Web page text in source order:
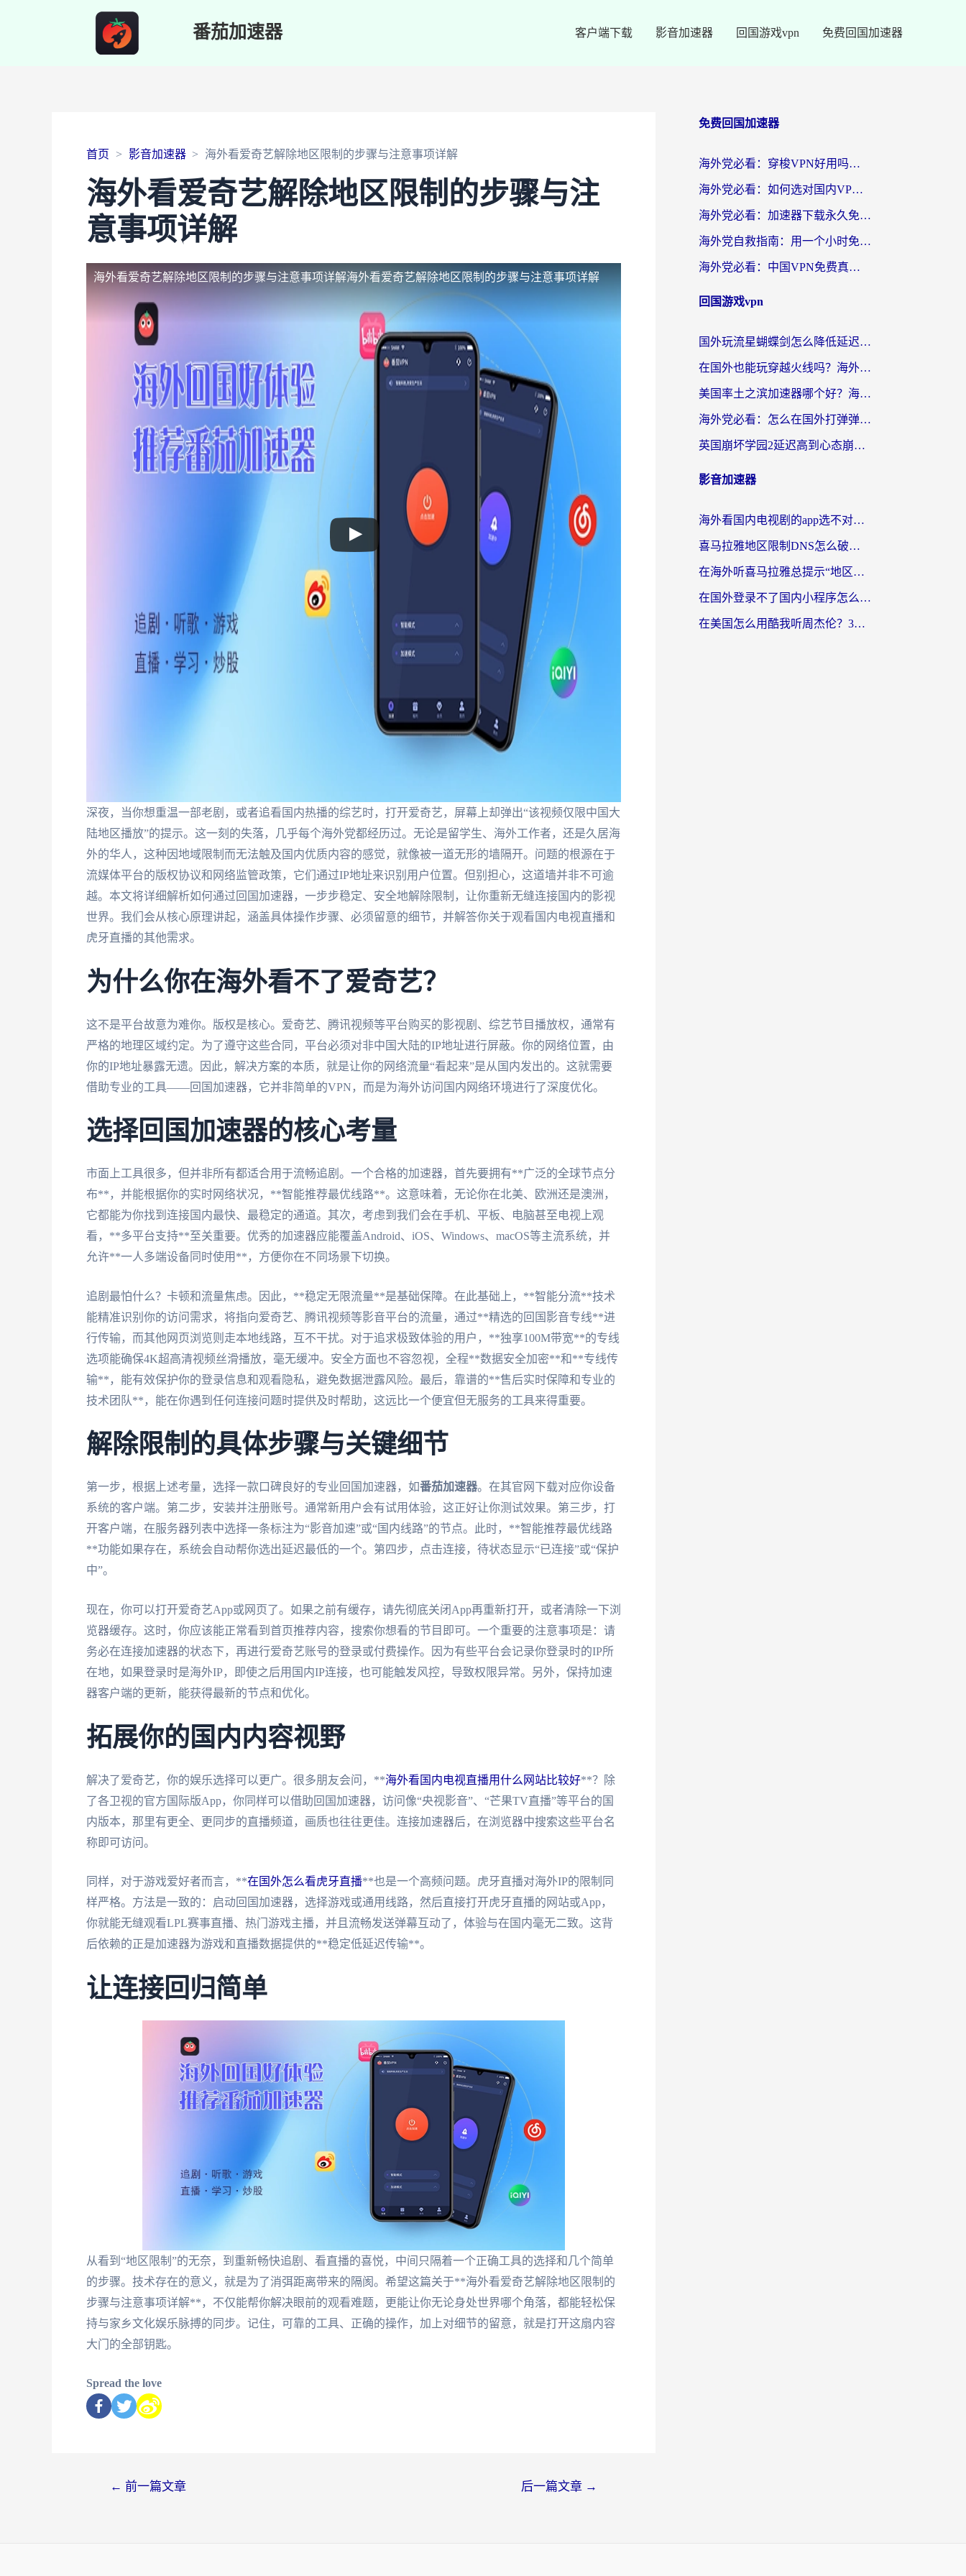
番茄加速器 客户端下载 影音加速器 回国游戏vpn 免费回国加速器
首页 影音加速器 海外看爱奇艺解除地区限制的步骤与注意事项详解
海外看爱奇艺解除地区限制的步骤与注
意事项详解
海外看爱奇艺解除地区限制的步骤与注意事项详解海外看爱奇艺解除地区限制的步骤与注意事项详解
深夜，当你想重温一部老剧，或者追看国内热播的综艺时，打开爱奇艺，屏幕上却弹出“该视频仅限中国大
陆地区播放”的提示。这一刻的失落，几乎每个海外党都经历过。无论是留学生、海外工作者，还是久居海
外的华人，这种因地域限制而无法触及国内优质内容的感觉，就像被一道无形的墙隔开。问题的根源在于
流媒体平台的版权协议和网络监管政策，它们通过IP地址来识别用户位置。但别担心，这道墙并非不可逾
越。本文将详细解析如何通过回国加速器，一步步稳定、安全地解除限制，让你重新无缝连接国内的影视
世界。我们会从核心原理讲起，涵盖具体操作步骤、必须留意的细节，并解答你关于观看国内电视直播和
虎牙直播的其他需求。
为什么你在海外看不了爱奇艺？
这不是平台故意为难你。版权是核心。爱奇艺、腾讯视频等平台购买的影视剧、综艺节目播放权，通常有
严格的地理区域约定。为了遵守这些合同，平台必须对非中国大陆的IP地址进行屏蔽。你的网络位置，由
你的IP地址暴露无遗。因此，解决方案的本质，就是让你的网络流量“看起来”是从国内发出的。这就需要
借助专业的工具——回国加速器，它并非简单的VPN，而是为海外访问国内网络环境进行了深度优化。
选择回国加速器的核心考量
市面上工具很多，但并非所有都适合用于流畅追剧。一个合格的加速器，首先要拥有**广泛的全球节点分
布**，并能根据你的实时网络状况，**智能推荐最优线路**。这意味着，无论你在北美、欧洲还是澳洲，
它都能为你找到连接国内最快、最稳定的通道。其次，考虑到我们会在手机、平板、电脑甚至电视上观
看，**多平台支持**至关重要。优秀的加速器应能覆盖Android、iOS、Windows、macOS等主流系统，并
允许**一人多端设备同时使用**，方便你在不同场景下切换。
追剧最怕什么？卡顿和流量焦虑。因此，**稳定无限流量**是基础保障。在此基础上，**智能分流**技术
能精准识别你的访问需求，将指向爱奇艺、腾讯视频等影音平台的流量，通过**精选的回国影音专线**进
行传输，而其他网页浏览则走本地线路，互不干扰。对于追求极致体验的用户，**独享100M带宽**的专线
选项能确保4K超高清视频丝滑播放，毫无缓冲。安全方面也不容忽视，全程**数据安全加密**和**专线传
输**，能有效保护你的登录信息和观看隐私，避免数据泄露风险。最后，靠谱的**售后实时保障和专业的
技术团队**，能在你遇到任何连接问题时提供及时帮助，这远比一个便宜但无服务的工具来得重要。
解除限制的具体步骤与关键细节
第一步，根据上述考量，选择一款口碑良好的专业回国加速器，如番茄加速器。在其官网下载对应你设备
系统的客户端。第二步，安装并注册账号。通常新用户会有试用体验，这正好让你测试效果。第三步，打
开客户端，在服务器列表中选择一条标注为“影音加速”或“国内线路”的节点。此时，**智能推荐最优线路
**功能如果存在，系统会自动帮你选出延迟最低的一个。第四步，点击连接，待状态显示“已连接”或“保护
中”。
现在，你可以打开爱奇艺App或网页了。如果之前有缓存，请先彻底关闭App再重新打开，或者清除一下浏
览器缓存。这时，你应该能正常看到首页推荐内容，搜索你想看的节目即可。一个重要的注意事项是：请
务必在连接加速器的状态下，再进行爱奇艺账号的登录或付费操作。因为有些平台会记录你登录时的IP所
在地，如果登录时是海外IP，即使之后用国内IP连接，也可能触发风控，导致权限异常。另外，保持加速
器客户端的更新，能获得最新的节点和优化。
拓展你的国内内容视野
解决了爱奇艺，你的娱乐选择可以更广。很多朋友会问，**海外看国内电视直播用什么网站比较好**？除
了各卫视的官方国际版App，你同样可以借助回国加速器，访问像“央视影音”、“芒果TV直播”等平台的国
内版本，那里有更全、更同步的直播频道，画质也往往更佳。连接加速器后，在浏览器中搜索这些平台名
称即可访问。
同样，对于游戏爱好者而言，**在国外怎么看虎牙直播**也是一个高频问题。虎牙直播对海外IP的限制同
样严格。方法是一致的：启动回国加速器，选择游戏或通用线路，然后直接打开虎牙直播的网站或App，
你就能无缝观看LPL赛事直播、热门游戏主播，并且流畅发送弹幕互动了，体验与在国内毫无二致。这背
后依赖的正是加速器为游戏和直播数据提供的**稳定低延迟传输**。
让连接回归简单
从看到“地区限制”的无奈，到重新畅快追剧、看直播的喜悦，中间只隔着一个正确工具的选择和几个简单
的步骤。技术存在的意义，就是为了消弭距离带来的隔阂。希望这篇关于**海外看爱奇艺解除地区限制的
步骤与注意事项详解**，不仅能帮你解决眼前的观看难题，更能让你无论身处世界哪个角落，都能轻松保
持与家乡文化娱乐脉搏的同步。记住，可靠的工具、正确的操作，加上对细节的留意，就是打开这扇内容
大门的全部钥匙。
Spread the love
← 前一篇文章 后一篇文章 →
免费回国加速器
海外党必看：穿梭VPN好用吗？和云帆VPN对比哪个回国效果更好？附真实测评+避坑指南
海外党必看：如何选对国内VPN，实现无缝访问国内资源？
海外党必看：加速器下载永久免费版真的存在吗？教你无缝访问国内资源的正确姿势
海外党自救指南：用一个小时免费加速器，轻松打破国内资源访问壁垒？
海外党必看：中国VPN免费真的靠谱吗？手把手教你选对回国加速器
回国游戏vpn
国外玩流星蝴蝶剑怎么降低延迟？海外党必看的加速秘籍（含欧洲鸣潮&彩虹岛优化攻略）
在国外也能玩穿越火线吗？海外玩家国服游戏畅玩终极指南
美国率土之滨加速器哪个好？海外党国服游戏畅玩终极指南（附多游戏解决方案）
海外党必看：怎么在国外打弹弹堂不卡？番茄加速器亲测指南
英国崩坏学园2延迟高到心态崩？海外党国服游戏加速终极指南
影音加速器
海外看国内电视剧的app选不对？这份回国加速器避坑指南帮你流畅追剧
喜马拉雅地区限制DNS怎么破？海外党听国内音乐听书的终极解决方案
在海外听喜马拉雅总提示“地区限制”？3步轻松解除+听国内音乐全攻略
在国外登录不了国内小程序怎么办？选对回国加速器，轻松解锁国内资源
在美国怎么用酷我听周杰伦？3步搞定海外听歌难题